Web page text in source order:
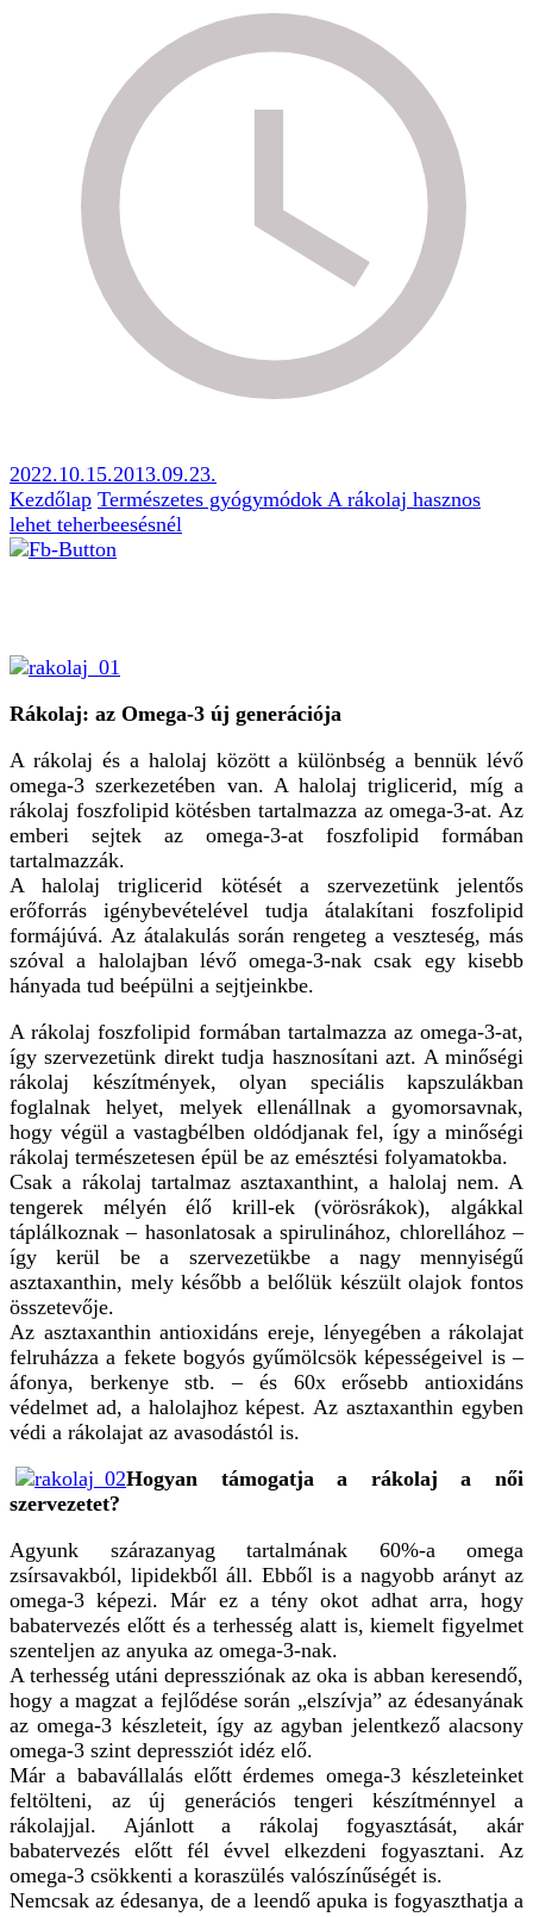
2022.10.15.2013.09.23.
Kezdőlap Természetes gyógymódok A rákolaj hasznos
lehet teherbeesésnél
Rákolaj: az Omega-3 új generációja
A rákolaj és a halolaj között a különbség a bennük lévő
omega-3 szerkezetében van. A halolaj triglicerid, míg a
rákolaj foszfolipid kötésben tartalmazza az omega-3-at. Az
emberi sejtek az omega-3-at foszfolipid formában
tartalmazzák.
A halolaj triglicerid kötését a szervezetünk jelentős
erőforrás igénybevételével tudja átalakítani foszfolipid
formájúvá. Az átalakulás során rengeteg a veszteség, más
szóval a halolajban lévő omega-3-nak csak egy kisebb
hányada tud beépülni a sejtjeinkbe.
A rákolaj foszfolipid formában tartalmazza az omega-3-at,
így szervezetünk direkt tudja hasznosítani azt. A minőségi
rákolaj készítmények, olyan speciális kapszulákban
foglalnak helyet, melyek ellenállnak a gyomorsavnak,
hogy végül a vastagbélben oldódjanak fel, így a minőségi
rákolaj természetesen épül be az emésztési folyamatokba.
Csak a rákolaj tartalmaz asztaxanthint, a halolaj nem. A
tengerek mélyén élő krill-ek (vörösrákok), algákkal
táplálkoznak – hasonlatosak a spirulinához, chlorellához –
így kerül be a szervezetükbe a nagy mennyiségű
asztaxanthin, mely később a belőlük készült olajok fontos
összetevője.
Az asztaxanthin antioxidáns ereje, lényegében a rákolajat
felruházza a fekete bogyós gyűmölcsök képességeivel is –
áfonya, berkenye stb. – és 60x erősebb antioxidáns
védelmet ad, a halolajhoz képest. Az asztaxanthin egyben
védi a rákolajat az avasodástól is.
Hogyan támogatja a rákolaj a női
szervezetet?
Agyunk szárazanyag tartalmának 60%-a omega
zsírsavakból, lipidekből áll. Ebből is a nagyobb arányt az
omega-3 képezi. Már ez a tény okot adhat arra, hogy
babatervezés előtt és a terhesség alatt is, kiemelt figyelmet
szenteljen az anyuka az omega-3-nak.
A terhesség utáni depressziónak az oka is abban keresendő,
hogy a magzat a fejlődése során „elszívja” az édesanyának
az omega-3 készleteit, így az agyban jelentkező alacsony
omega-3 szint depressziót idéz elő.
Már a babavállalás előtt érdemes omega-3 készleteinket
feltölteni, az új generációs tengeri készítménnyel a
rákolajjal. Ajánlott a rákolaj fogyasztását, akár
babatervezés előtt fél évvel elkezdeni fogyasztani. Az
omega-3 csökkenti a koraszülés valószínűségét is.
Nemcsak az édesanya, de a leendő apuka is fogyaszthatja a